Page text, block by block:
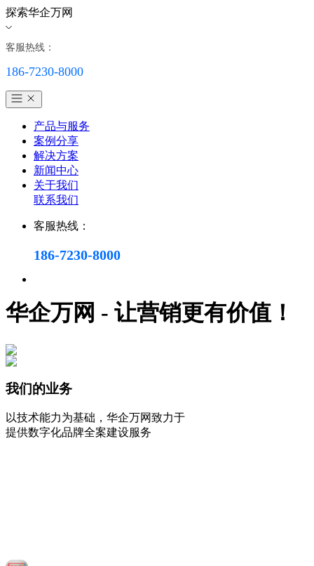
探索华企万网
客服热线：
186-7230-8000
产品与服务
案例分享
解决方案
新闻中心
关于我们
联系我们
客服热线：
186-7230-8000
华企万网 - 让营销更有价值！
我们的业务
以技术能力为基础，华企万网致力于
提供数字化品牌全案建设服务